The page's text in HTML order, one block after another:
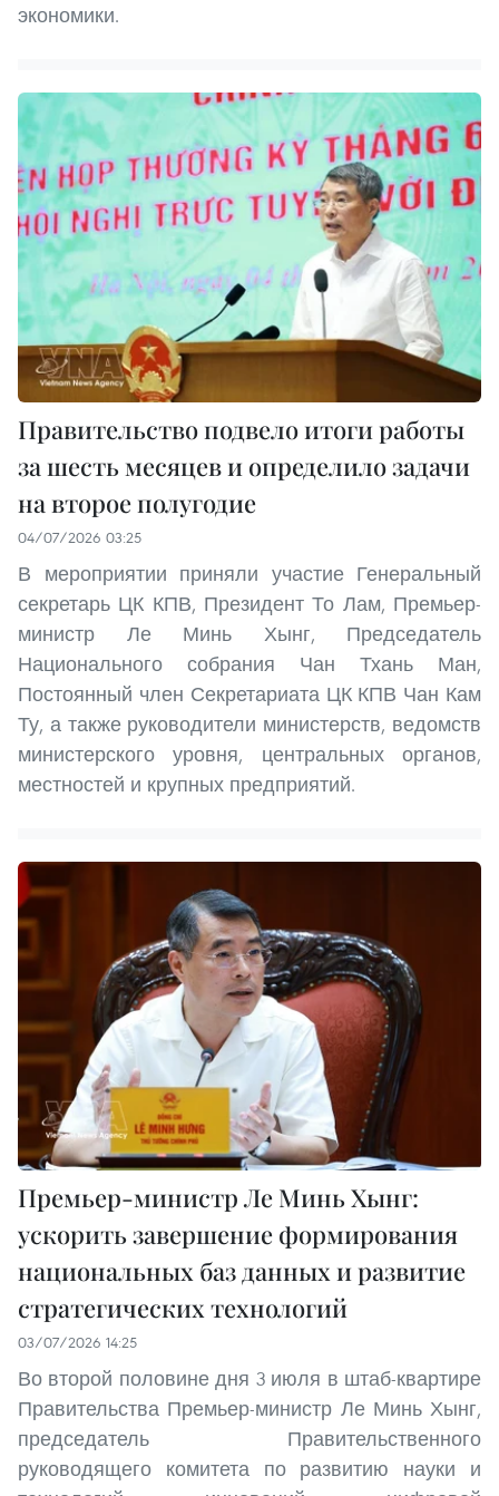
экономики.
Правительство подвело итоги работы
за шесть месяцев и определило задачи
на второе полугодие
04/07/2026 03:25
В мероприятии приняли участие Генеральный
секретарь ЦК КПВ, Президент То Лам, Премьер-
министр Ле Минь Хынг, Председатель
Национального собрания Чан Тхань Ман,
Постоянный член Секретариата ЦК КПВ Чан Кам
Ту, а также руководители министерств, ведомств
министерского уровня, центральных органов,
местностей и крупных предприятий.
Премьер-министр Ле Минь Хынг:
ускорить завершение формирования
национальных баз данных и развитие
стратегических технологий
03/07/2026 14:25
Во второй половине дня 3 июля в штаб-квартире
Правительства Премьер-министр Ле Минь Хынг,
председатель Правительственного
руководящего комитета по развитию науки и